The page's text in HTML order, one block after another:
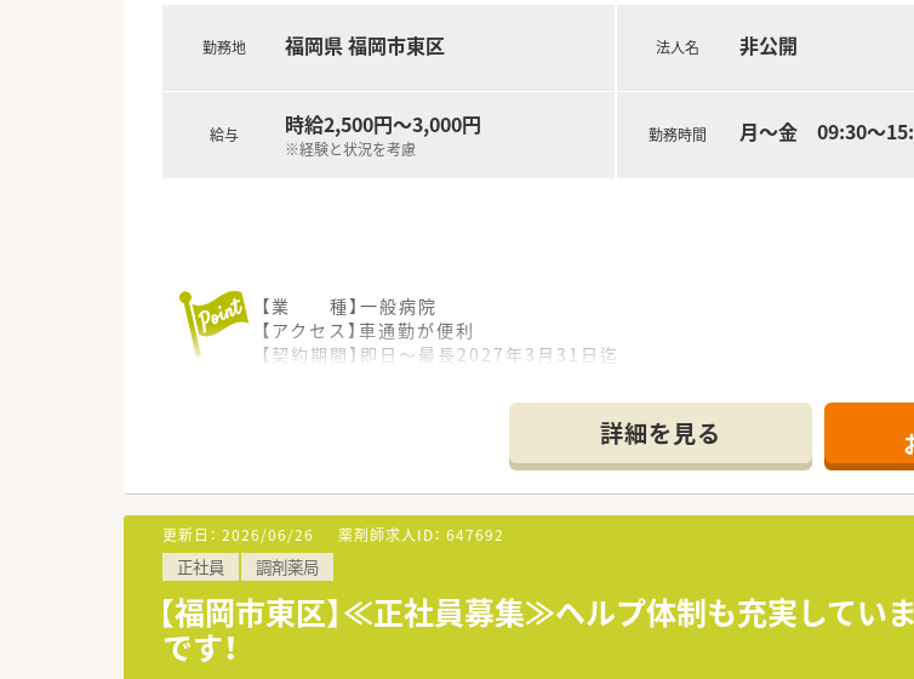
【想定される業務内容】
■個人宅や施設への在宅訪問がメイン業務となり、患者様の生活環境に寄
■店舗内での調剤や監査業務に加えて、医師や看護師などの多職種と連携
■専用システムを用いた在宅訪問報告書の作成など、一定のITツールをし
勤務地 福岡県 福岡市東区
給与 時給2,500円～3,000円
※経験と状況を考慮
法人名 非公開
勤務時間 月～金 09:30～
【業 種】一般病院
【アクセス】車通勤が便利
【契約期間】即日～最長2027年3月31日迄
********************************
＼手厚いサポートが魅力のファルマスタッフ／
■万全のサポート体制：2名体制で担当がつきしっかりサポート！
■各種保険を完備：社会保険(週20時間以上)/雇用保険/薬剤師賠償責任保険
■充実の休暇制度：有給休暇(6ヶ月以上勤務)、夏季休暇、慶弔休暇など
詳細を見る
更新日： 2026/06/26 薬剤師求人ID： 647692
正社員 調剤薬局
【福岡市東区】≪正社員募集≫ヘルプ体制も充実してい
です！